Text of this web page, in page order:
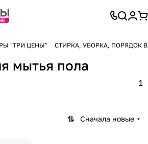
"ТРИ ЦЕНЫ" СТИРКА, УБОРКА, ПОРЯДОК
мытья пола
1
Сначала новые